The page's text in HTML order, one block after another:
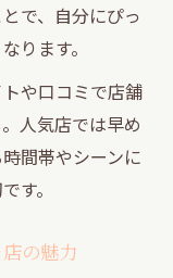
で、自分にぴっ
ります。
や口コミで店舗
人気店では早め
間帯やシーンに
す。
の魅力